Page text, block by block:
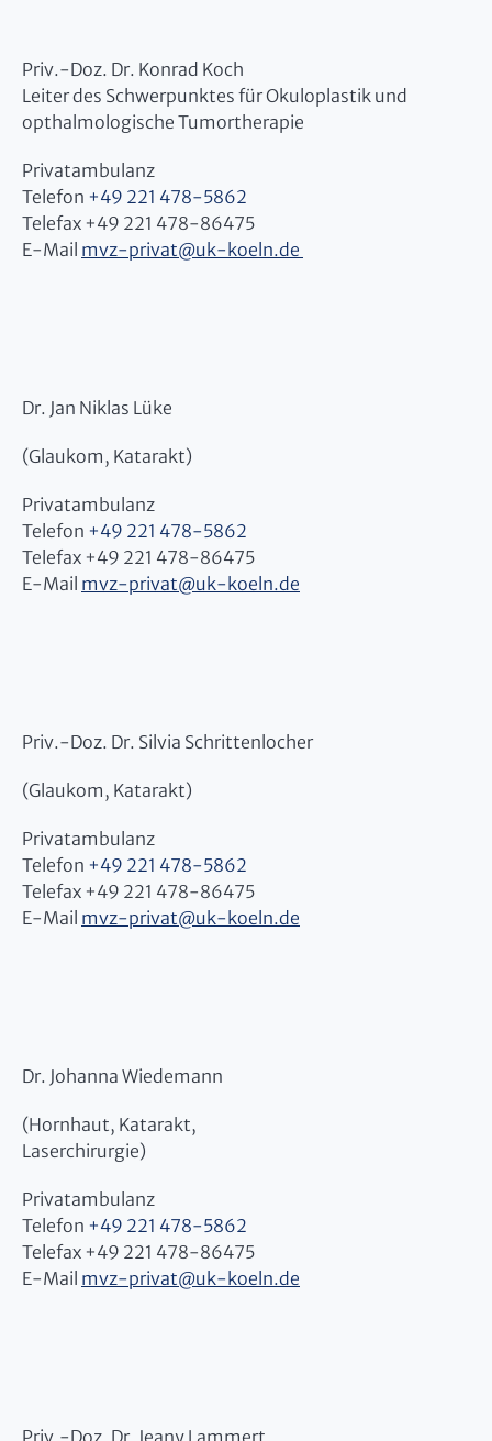
Priv.-Doz. Dr. Konrad Koch
Leiter des Schwerpunktes für Okuloplastik und
opthalmologische Tumortherapie
Privatambulanz
Telefon +49 221 478-5862
Telefax +49 221 478-86475
E-Mail mvz-privat@uk-koeln.de
Dr. Jan Niklas Lüke
(Glaukom, Katarakt)
Privatambulanz
Telefon +49 221 478-5862
Telefax +49 221 478-86475
E-Mail mvz-privat@uk-koeln.de
Priv.-Doz. Dr. Silvia Schrittenlocher
(Glaukom, Katarakt)
Privatambulanz
Telefon +49 221 478-5862
Telefax +49 221 478-86475
E-Mail mvz-privat@uk-koeln.de
Dr. Johanna Wiedemann
(Hornhaut, Katarakt,
Laserchirurgie)
Privatambulanz
Telefon +49 221 478-5862
Telefax +49 221 478-86475
E-Mail mvz-privat@uk-koeln.de